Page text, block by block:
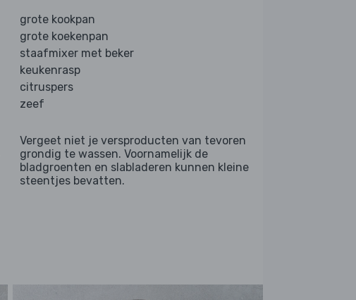
grote kookpan
grote koekenpan
staafmixer met beker
keukenrasp
citruspers
zeef
Vergeet niet je versproducten van tevoren
grondig te wassen. Voornamelijk de
bladgroenten en slabladeren kunnen kleine
steentjes bevatten.